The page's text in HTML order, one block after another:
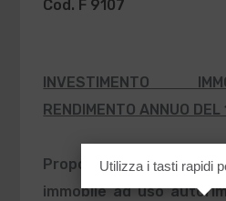
Cod. F 9107
INVESTIMENTO
RENDIMENTO ANNUO DEL
Proponiamo inVendita
immobile ad uso
Utilizza i tasti rapidi